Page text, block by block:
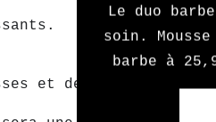
Le duo
soin.
barbe à
et des ciseaux.